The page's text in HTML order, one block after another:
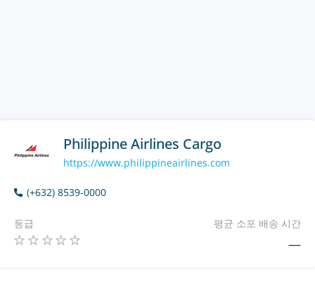
Philippine Airlines Cargo
https://www.philippineairlines.com
(+632) 8539-0000
등급 평균 소포 배송 시간
—